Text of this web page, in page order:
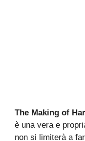
The Making of
è una vera e
non si limiterà a